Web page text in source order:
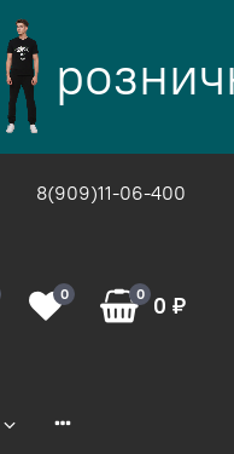
8(909)11-06-400
0 0 0 ₽